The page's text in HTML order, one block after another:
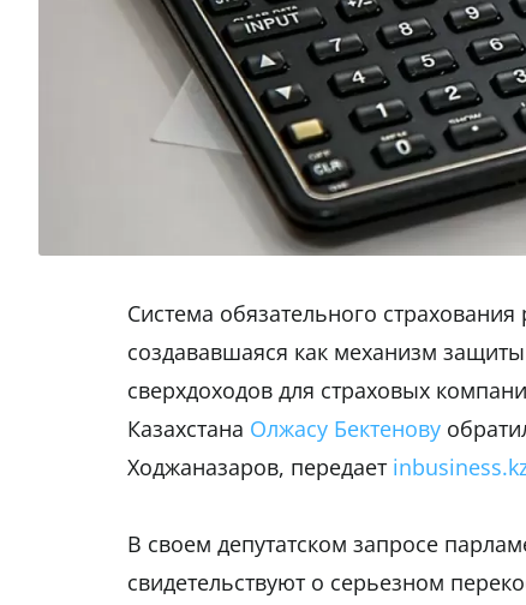
Система обязательного
создававшаяся как механизм
сверхдоходов для страховых
Казахстана Олжасу Бектенову
Ходжаназаров, передает
В своем депутатском запросе
свидетельствуют о серьезном